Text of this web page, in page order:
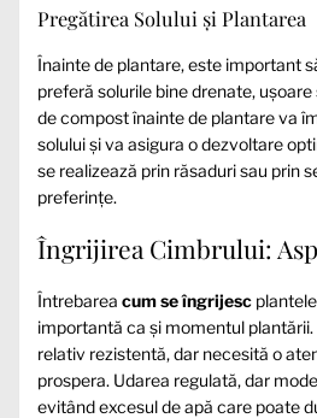
Pregătirea Solului și Plantarea
Înainte de plantare, este important
preferă solurile bine drenate,
de compost înainte de plantare va
solului și va asigura o dezvoltare
se realizează prin răsaduri sau prin
preferințe.
Îngrijirea Cimbrului:
Întrebarea cum se îngrijesc
importantă ca și momentul
relativ rezistentă, dar necesită o
prospera. Udarea regulată, dar
evitând excesul de apă care poate